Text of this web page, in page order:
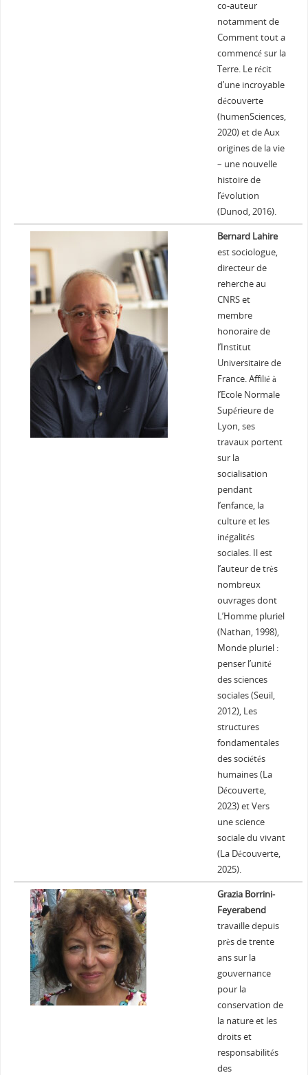
co-auteur
notamment de
Comment tout a
commencé sur la
Terre. Le récit
d’une incroyable
découverte
(humenSciences,
2020) et de Aux
origines de la vie
– une nouvelle
histoire de
l’évolution
(Dunod, 2016).
Bernard Lahire
est sociologue,
directeur de
reherche au
CNRS et
membre
honoraire de
l’Institut
Universitaire de
France. Affilié à
l’Ecole Normale
Supérieure de
Lyon, ses
travaux portent
sur la
socialisation
pendant
l’enfance, la
culture et les
inégalités
sociales. Il est
l’auteur de très
nombreux
ouvrages dont
L’Homme pluriel
(Nathan, 1998),
Monde pluriel :
penser l’unité
des sciences
sociales (Seuil,
2012), Les
structures
fondamentales
des sociétés
humaines (La
Découverte,
2023) et Vers
une science
sociale du vivant
(La Découverte,
2025).
Grazia Borrini-
Feyerabend
travaille depuis
près de trente
ans sur la
gouvernance
pour la
conservation de
la nature et les
droits et
responsabilités
des